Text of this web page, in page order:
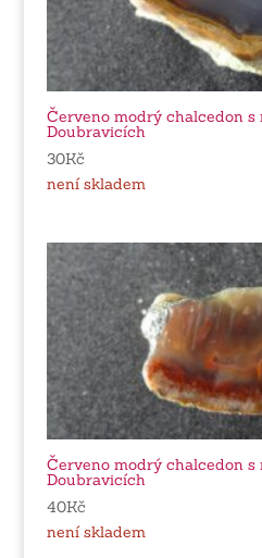
Červeno modrý chalcedon s
Doubravicích
30Kč
není skladem
Červeno modrý chalcedon s
Doubravicích
40Kč
není skladem